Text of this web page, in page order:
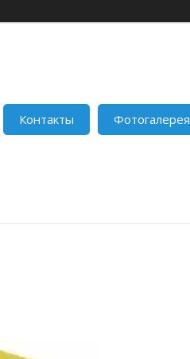
Контакты Фотогалерея